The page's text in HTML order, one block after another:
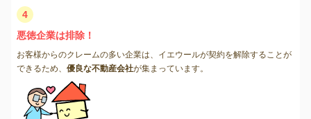
4
悪徳企業は排除！
お客様からのクレームの多い企業は、イエウールが契約を解除することが
できるため、 優良な不動産会社が集まっています。